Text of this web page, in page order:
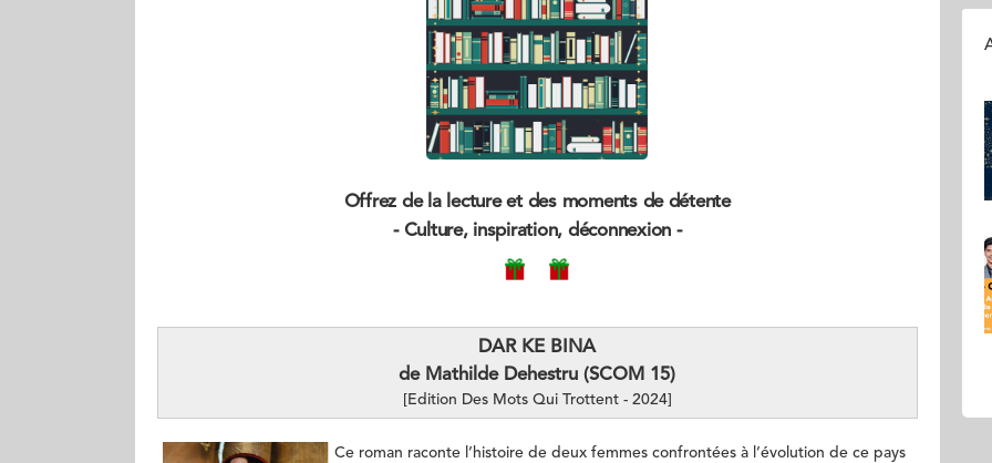
Offrez de la lecture et des moments de détente
- Culture, inspiration, déconnexion -
DAR KE BINA
de Mathilde Dehestru (SCOM 15)
[Edition Des Mots Qui Trottent - 2024]
Ce roman raconte l’histoire de deux femmes confrontées à l’évolution de ce pays